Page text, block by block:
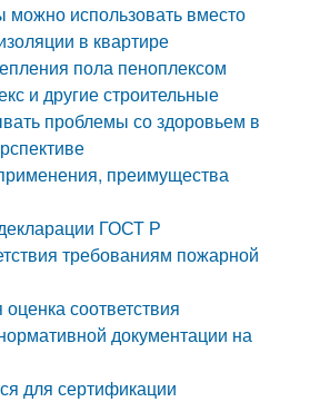
можно использовать вместо
в квартире
пола пеноплексом
и другие строительные
проблемы со здоровьем в
преимущества
ГОСТ Р
требованиям пожарной
соответствия
документации на
для сертификации